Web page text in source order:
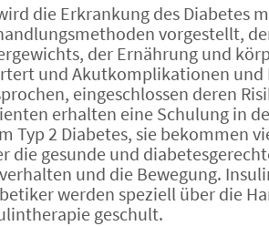
die Erkrankung des Diabetes
vorgestellt,
der Ernährung und
und Akutkomplikationen und
eingeschlossen deren
erhalten eine Schulung in
Typ 2 Diabetes, sie bekommen
die gesunde und
und die Bewegung.
werden speziell über die
geschult.